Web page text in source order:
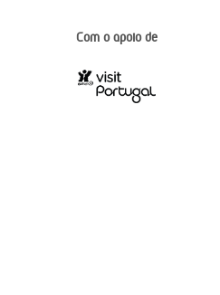
Com o apoio de